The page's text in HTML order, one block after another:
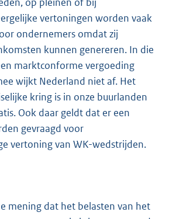
vertoningen worden vaak
ondernemers omdat zij
kunnen genereren. In die
marktconforme vergoeding
wijkt Nederland niet af. Het
kring is in onze buurlanden
Ook daar geldt dat er een
gevraagd voor
vertoning van WK-wedstrijden.
mening dat het belasten van het